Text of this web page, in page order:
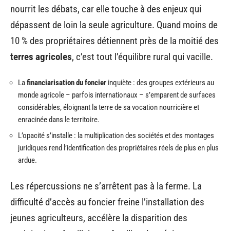
nourrit les débats, car elle touche à des enjeux qui
dépassent de loin la seule agriculture. Quand moins de
10 % des propriétaires détiennent près de la moitié des
terres agricoles, c’est tout l’équilibre rural qui vacille.
Lafinanciarisation du foncier inquiète : des groupes extérieurs au
monde agricole – parfois internationaux – s’emparent de surfaces
considérables, éloignant la terre de sa vocation nourricière et
enracinée dans le territoire.
L’opacité s’installe : la multiplication des sociétés et des montages
juridiques rend l’identification des propriétaires réels de plus en plus
ardue.
Les répercussions ne s’arrêtent pas à la ferme. La
difficulté d’accès au foncier freine l’installation des
jeunes agriculteurs, accélère la disparition des